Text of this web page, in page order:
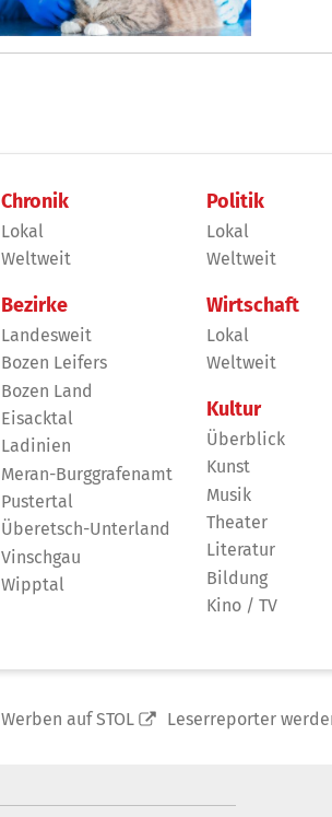
Chronik
Lokal
Weltweit
Bezirke
Landesweit
Bozen Leifers
Bozen Land
Eisacktal
Ladinien
Meran-Burggrafenamt
Pustertal
Überetsch-Unterland
Vinschgau
Wipptal
Politik
Lokal
Weltweit
Wirtschaft
Lokal
Weltweit
Kultur
Überblick
Kunst
Musik
Theater
Literatur
Bildung
Kino / TV
Werben auf STOL Leserreporter